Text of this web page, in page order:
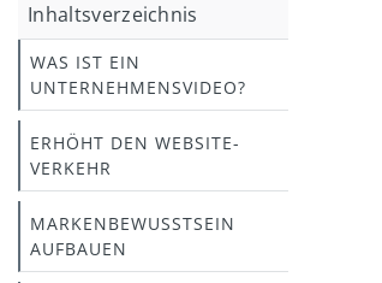
Inhaltsverzeichnis
WAS IST EIN
UNTERNEHMENSVIDEO?
ERHÖHT DEN WEBSITE-
VERKEHR
MARKENBEWUSSTSEIN
AUFBAUEN